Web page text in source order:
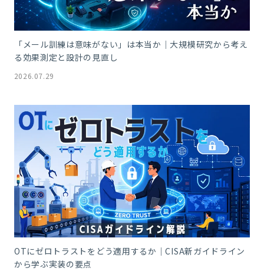
「メール訓練は意味がない」は本当か｜大規模研究から考え
る効果測定と設計の見直し
2026.07.29
OTにゼロトラストをどう適用するか｜CISA新ガイドライン
から学ぶ実装の要点